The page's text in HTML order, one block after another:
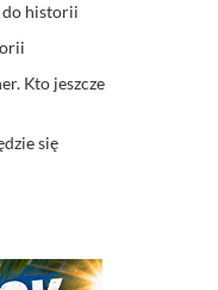
do historii
Kto jeszcze
się